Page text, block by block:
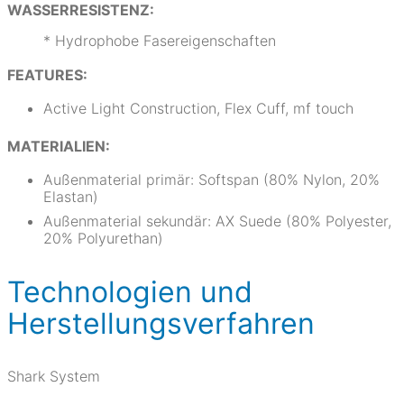
WASSERRESISTENZ:
* Hydrophobe Fasereigenschaften
FEATURES:
Active Light Construction, Flex Cuff, mf touch
MATERIALIEN:
Außenmaterial primär: Softspan (80% Nylon, 20%
Elastan)
Außenmaterial sekundär: AX Suede (80% Polyester,
20% Polyurethan)
Technologien und
Herstellungsverfahren
Shark System